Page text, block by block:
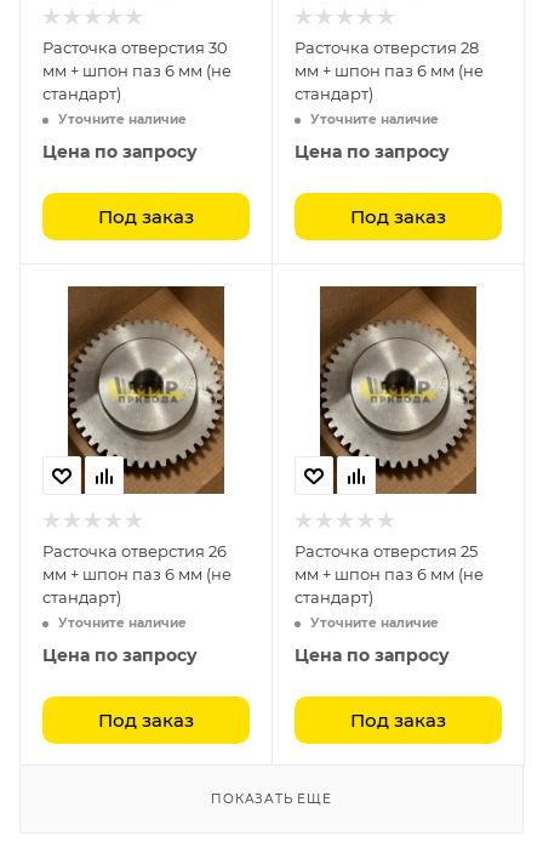
Расточка отверстия 30
мм + шпон паз 6 мм (не
стандарт)
Уточните наличие
Цена по запросу
Под заказ
Расточка отверстия 28
мм + шпон паз 6 мм (не
стандарт)
Уточните наличие
Цена по запросу
Под заказ
Расточка отверстия 26
мм + шпон паз 6 мм (не
стандарт)
Уточните наличие
Цена по запросу
Под заказ
Расточка отверстия 25
мм + шпон паз 6 мм (не
стандарт)
Уточните наличие
Цена по запросу
Под заказ
ПОКАЗАТЬ ЕЩЕ